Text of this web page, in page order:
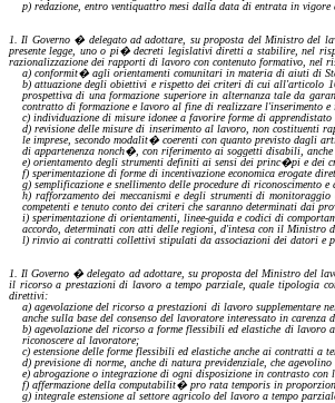
p) redazione, entro ventiquattro mesi dalla data di entrata in vigore
1. Il Governo � delegato adadottare, su proposta del Ministro del
presente legge, uno o pi� decreti legislativi diretti a stabilire, nel
razionalizzazione dei rapporti di lavoro con contenuto formativo, nel
a) conformit� agli orientamenti comunitari in materia di aiuti di
b) attuazione degli obiettivi e rispetto dei criteri di cui all'articolo
prospettiva di una formazione superiore in alternanza tale da
contratto di formazione e lavoro al fine di realizzare l'inserimento
c) individuazione di misure idonee a favorire formedi
d) revisionedelle misure di inserimento al lavoro, non costituenti
le imprese, secondo modalit� coerenti con quanto previsto dagli
di appartenenza nonch�, con riferimento ai soggetti disabili,
e) orientamento degli strumenti definiti ai sensi dei princ�pi e dei
f) sperimentazione di formedi incentivazione economica erogate
g) semplificazione e snellimento delle procedure di riconoscimento e
h) rafforzamento dei meccanismi e degli strumenti di
competenti e tenuto conto dei criteri che saranno determinati dai
i) sperimentazionediorientamenti, linee-guida e codici di
accordo, determinati con atti delle regioni, d'intesa con il Ministro
l) rinvio ai contratti collettivi stipulati da associazioni dei datori e
1. Il Governo � delegato adadottare, su proposta del Ministro del
il ricorso a prestazioni di lavoro a tempo parziale, quale tipologia
direttivi:
a) agevolazione del ricorso a prestazioni di lavoro supplementare
anche sulla base del consenso del lavoratore interessato in
b) agevolazione del ricorso a forme flessibili ed elastiche di lavoro
riconoscere al lavoratore;
c) estensione delle forme flessibili ed elastiche anche ai contratti a
d) previsione di norme, anche di natura previdenziale, che
e) abrogazione o integrazionedi ogni disposizione in contrasto con
f) affermazione della computabilit� pro rata temporis in
g) integrale estensione al settore agricolo del lavoro a tempo